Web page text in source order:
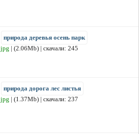
природа деревья осень парк
jpg | (2.06Mb) | скачали: 245
природа дорога лес листья
jpg | (1.37Mb) | скачали: 237